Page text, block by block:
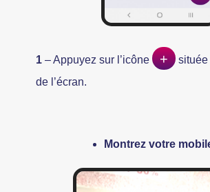
1 – Appuyez sur l’icône +
située
de l’écran.
Montrez votre